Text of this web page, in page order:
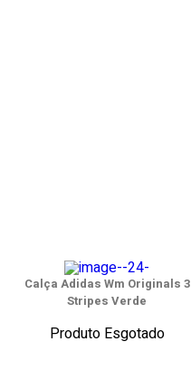
Calça Adidas Wm Originals 3
Stripes Verde
Produto Esgotado